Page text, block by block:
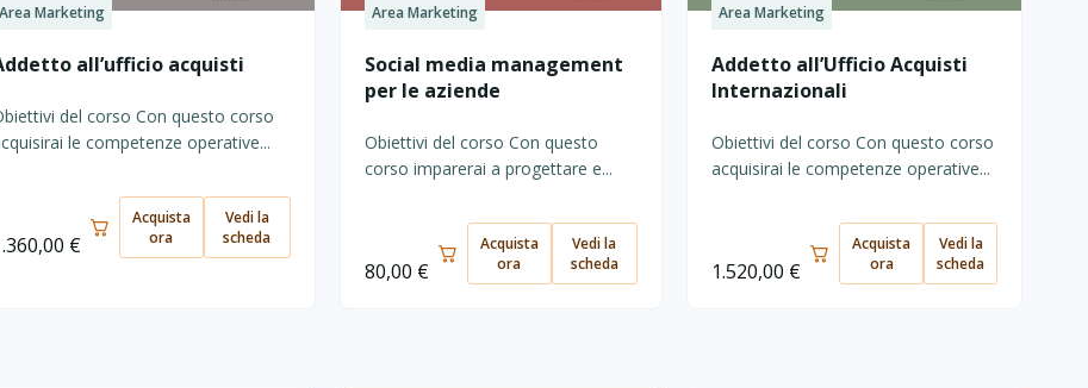
Area Marketing
all’ufficio acquisti
del corso Con questo corso
le competenze operative...
€
Acquista
ora
Vedi la
scheda
Area Marketing
Social media management
per le aziende
Obiettivi del corso Con questo
corso imparerai a progettare e...
80,00 €
Acquista
ora
Vedi la
scheda
Area Marketing
Addetto all’Ufficio Acquisti
Internazionali
Obiettivi del corso Con questo corso
acquisirai le competenze operative...
1.520,00 €
Acquista
ora
Vedi la
scheda